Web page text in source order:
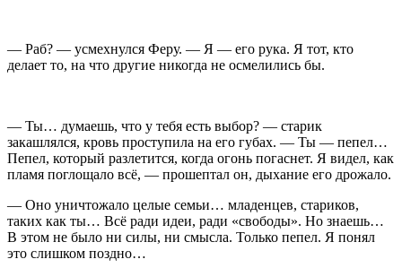
— Раб? — усмехнулся Феру. — Я — его рука. Я тот, кто
делает то, на что другие никогда не осмелились бы.
— Ты… думаешь, что у тебя есть выбор? — старик
закашлялся, кровь проступила на его губах. — Ты — пепел…
Пепел, который разлетится, когда огонь погаснет. Я видел, как
пламя поглощало всё, — прошептал он, дыхание его дрожало.
— Оно уничтожало целые семьи… младенцев, стариков,
таких как ты… Всё ради идеи, ради «свободы». Но знаешь…
В этом не было ни силы, ни смысла. Только пепел. Я понял
это слишком поздно…